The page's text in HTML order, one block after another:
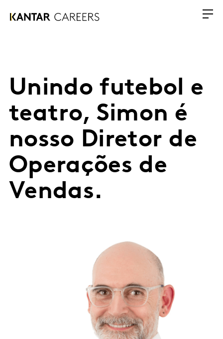
Unindo futebol e
teatro, Simon é
nosso Diretor de
Operações de
Vendas.